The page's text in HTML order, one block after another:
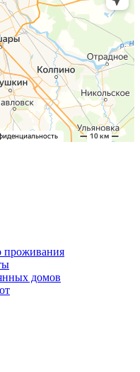
проживания
домов